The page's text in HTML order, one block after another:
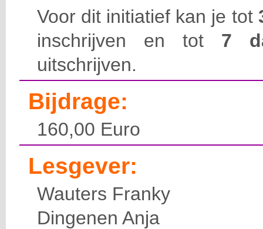
Voor dit initiatief kan je tot
inschrijven en tot 7
uitschrijven.
Bijdrage:
160,00 Euro
Lesgever:
Wauters Franky
Dingenen Anja